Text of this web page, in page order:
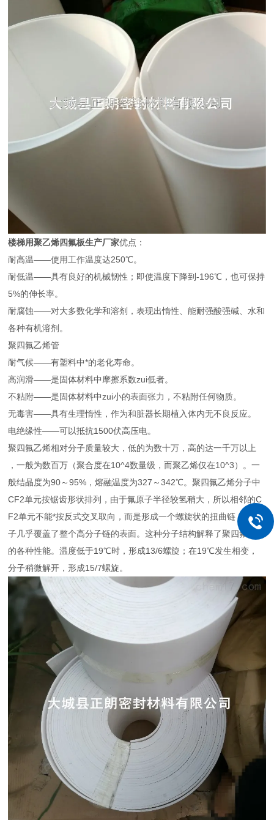
楼梯用聚乙烯四氟板生产厂家优点：
耐高温——使用工作温度达250℃。
耐低温——具有良好的机械韧性；即使温度下降到-196℃，也可保持
5%的伸长率。
耐腐蚀——对大多数化学和溶剂，表现出惰性、能耐强酸强碱、水和
各种有机溶剂。
聚四氟乙烯管
耐气候——有塑料中*的老化寿命。
高润滑——是固体材料中摩擦系数zui低者。
不粘附——是固体材料中zui小的表面张力，不粘附任何物质。
无毒害——具有生理惰性，作为和脏器长期植入体内无不良反应。
电绝缘性——可以抵抗1500伏高压电。
聚四氟乙烯相对分子质量较大，低的为数十万，高的达一千万以上
，一般为数百万（聚合度在10^4数量级，而聚乙烯仅在10^3）。一
般结晶度为90～95%，熔融温度为327～342℃。聚四氟乙烯分子中
CF2单元按锯齿形状排列，由于氟原子半径较氢稍大，所以相邻的C
F2单元不能*按反式交叉取向，而是形成一个螺旋状的扭曲链，氟原
子几乎覆盖了整个高分子链的表面。这种分子结构解释了聚四氟乙烯
的各种性能。温度低于19℃时，形成13/6螺旋；在19℃发生相变，
分子稍微解开，形成15/7螺旋。